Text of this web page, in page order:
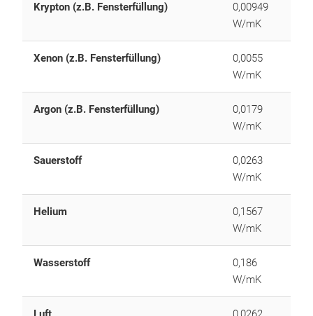
Krypton (z.B. Fensterfüllung)
0,00949
W/mK
Xenon (z.B. Fensterfüllung)
0,0055
W/mK
Argon (z.B. Fensterfüllung)
0,0179
W/mK
Sauerstoff
0,0263
W/mK
Helium
0,1567
W/mK
Wasserstoff
0,186
W/mK